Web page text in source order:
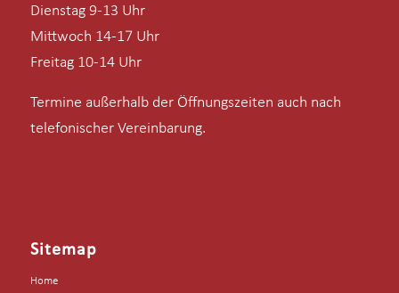
Dienstag 9-13 Uhr
Mittwoch 14-17 Uhr
Freitag 10-14 Uhr
Termine außerhalb der Öffnungszeiten auch nach
telefonischer Vereinbarung.
Sitemap
Home